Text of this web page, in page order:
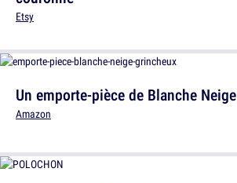
Un emporte-pièce de Blanche Neige
Amazon
Etsy